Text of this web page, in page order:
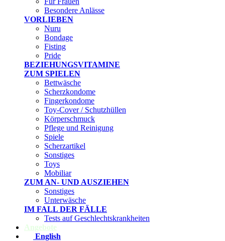
Besondere Anlässe
VORLIEBEN
Nuru
Bondage
Fisting
Pride
BEZIEHUNGSVITAMINE
ZUM SPIELEN
Bettwäsche
Scherzkondome
Fingerkondome
Toy-Cover / Schutzhüllen
Körperschmuck
Pflege und Reinigung
Spiele
Scherzartikel
Sonstiges
Toys
Mobiliar
ZUM AN- UND AUSZIEHEN
Sonstiges
Unterwäsche
IM FALL DER FÄLLE
Tests auf Geschlechtskrankheiten
Angebote
English